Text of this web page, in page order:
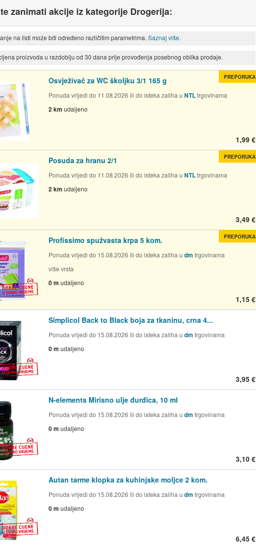
zanimati akcije iz kategorije Drogerija:
na listi može biti određeno različitim parametrima.Saznaj više.
proizvoda u razdoblju od 30 dana prije provođenja posebnog oblika prodaje.
Osvježivač za WC školjku 3/1 165 g
Ponuda vrijedi do 11.08.2026 ili do isteka zaliha u NTLtrgovinama
2 km udaljeno
1,99 €
PREPORUKA
Posuda za hranu 2/1
Ponuda vrijedi do 11.08.2026 ili do isteka zaliha u NTLtrgovinama
2 km udaljeno
3,49 €
PREPORUKA
Profissimo spužvasta krpa 5 kom.
Ponuda vrijedi do 15.08.2026 ili do isteka zaliha u dm trgovinama
više vrsta
0 m udaljeno
1,15 €
PREPORUKA
Simplicol Back to Black boja za tkaninu, crna 4...
Ponuda vrijedi do 15.08.2026 ili do isteka zaliha u dm trgovinama
0 m udaljeno
3,95 €
N-elements Mirisno ulje đurđica, 10 ml
Ponuda vrijedi do 15.08.2026 ili do isteka zaliha u dm trgovinama
0 m udaljeno
3,10 €
Autan tarme klopka za kuhinjske moljce 2 kom.
Ponuda vrijedi do 15.08.2026 ili do isteka zaliha u dm trgovinama
0 m udaljeno
6,45 €